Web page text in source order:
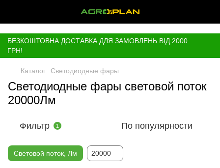
БЕЗКОШТОВНА ДОСТАВКА ДЛЯ ЗАМОВЛЕНЬ ВІД 2000
ГРН!
Каталог Светодиодные фары
Светодиодные фары световой поток
20000Лм
Фильтр 1 По популярности
Световой поток, Лм 20000